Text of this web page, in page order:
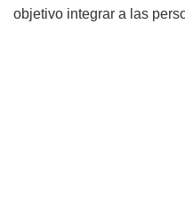
objetivo integrar a las